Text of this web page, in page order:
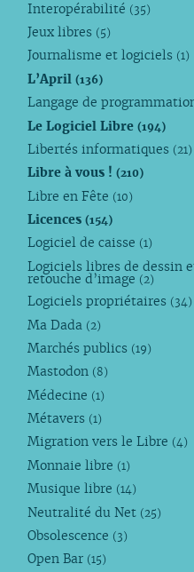
Interopérabilité (35)
Jeux libres (5)
Journalisme et logiciels (1)
L’April(136)
Langage de
Le Logiciel Libre(194)
Libertés informatiques (21)
Libre à vous !(210)
Libre en Fête (10)
Licences(154)
Logiciel de caisse (1)
Logiciels libres de dessin
retouche d’image (2)
Logiciels propriétaires (34)
Ma Dada (2)
Marchés publics (19)
Mastodon (8)
Médecine (1)
Métavers (1)
Migration vers le Libre (4)
Monnaie libre (1)
Musique libre (14)
Neutralité du Net (25)
Obsolescence (3)
Open Bar (15)